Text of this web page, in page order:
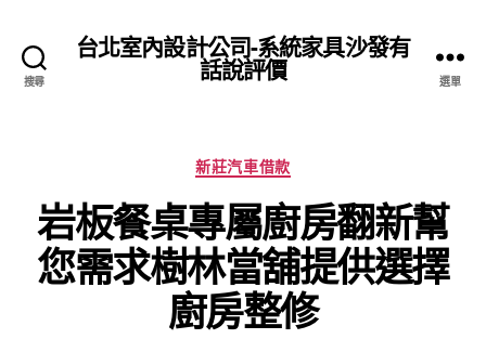
搜尋
台北室內設計公司-系統家具沙發有
話說評價 選單
分
類
新莊汽車借款
岩板餐桌專屬廚房翻新幫
您需求樹林當舖提供選擇
廚房整修